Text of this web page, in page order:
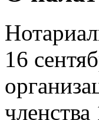
16